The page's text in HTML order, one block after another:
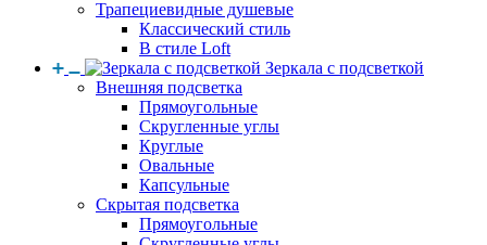
Трапециевидные душевые
Классический стиль
В стиле Loft
Зеркала с подсветкой
Внешняя подсветка
Прямоугольные
Скругленные углы
Круглые
Овальные
Капсульные
Скрытая подсветка
Прямоугольные